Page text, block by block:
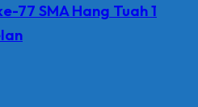
77 SMA Hang Tuah 1